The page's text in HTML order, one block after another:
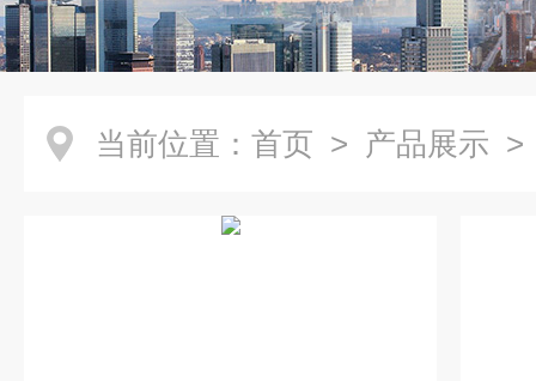
当前位置： 首页 > 产品展示